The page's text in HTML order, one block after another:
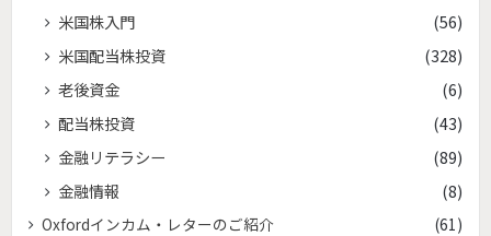
米国株入門
(56)
米国配当株投資
(328)
老後資金
(6)
配当株投資
(43)
金融リテラシー
(89)
金融情報
(8)
Oxfordインカム・レターのご紹介
(61)